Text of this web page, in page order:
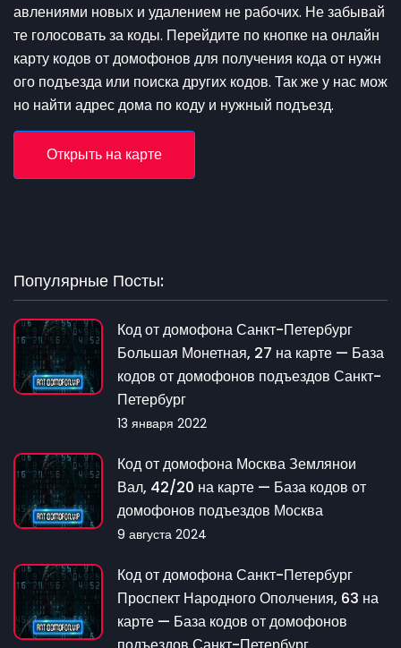
авлениями новых и удалением не рабочих. Не забывай
те голосовать за коды. Перейдите по кнопке на онлайн
карту кодов от домофонов для получения кода от нужн
ого подъезда или поиска других кодов. Так же у нас мож
но найти адрес дома по коду и нужный подъезд.
Открыть на карте
Популярные Посты:
Код от домофона Санкт-Петербург
Большая Монетная, 27 на карте — База
кодов от домофонов подъездов Санкт-
Петербург
13 января 2022
Код от домофона Москва Землянои
Вал, 42/20 на карте — База кодов от
домофонов подъездов Москва
9 августа 2024
Код от домофона Санкт-Петербург
Проспект Народного Ополчения, 63 на
карте — База кодов от домофонов